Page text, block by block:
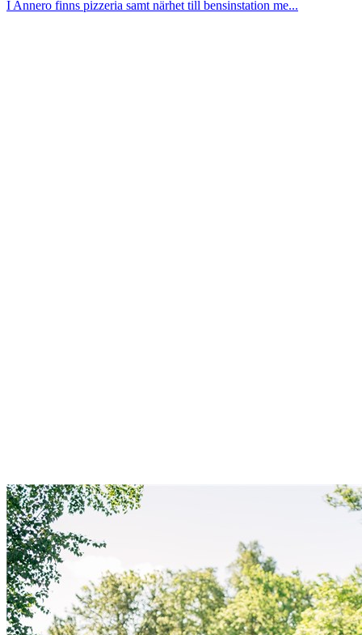
I Annero finns pizzeria samt närhet till bensinstation me...